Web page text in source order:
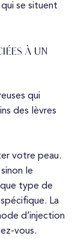
se situent
À UN
qui
des lèvres
votre peau.
le
type de
La
d’injection
vous.